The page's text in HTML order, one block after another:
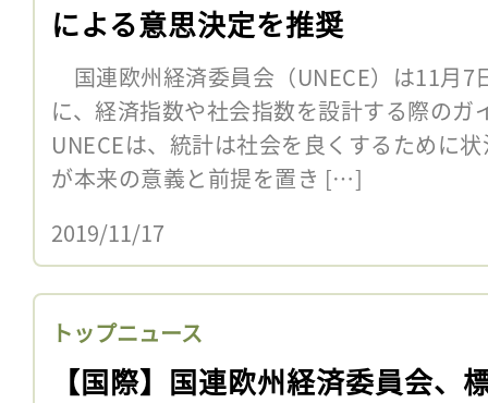
による意思決定を推奨
国連欧州経済委員会（UNECE）は11月7
に、経済指数や社会指数を設計する際のガ
UNECEは、統計は社会を良くするために
が本来の意義と前提を置き […]
2019/11/17
トップニュース
【国際】国連欧州経済委員会、